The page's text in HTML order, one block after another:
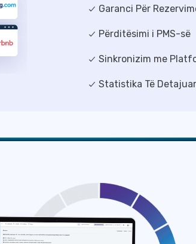
Garanci Për
Përditësimi i PMS-së
Sinkronizim me
Statistika Të